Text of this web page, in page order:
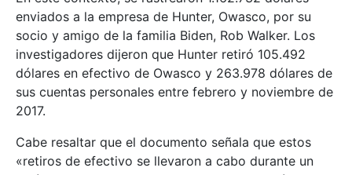
enviados a la empresa de Hunter, Owasco, por su
socio y amigo de la familia Biden, Rob Walker. Los
investigadores dijeron que Hunter retiró 105.492
dólares en efectivo de Owasco y 263.978 dólares de
sus cuentas personales entre febrero y noviembre de
2017.
Cabe resaltar que el documento señala que estos
«retiros de efectivo se llevaron a cabo durante un